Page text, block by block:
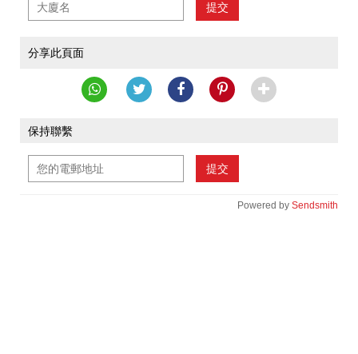
提交
分享此頁面
保持聯繫
提交
Powered by Sendsmith